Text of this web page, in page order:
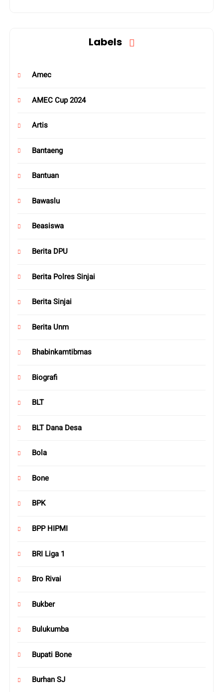
Labels
Amec
AMEC Cup 2024
Artis
Bantaeng
Bantuan
Bawaslu
Beasiswa
Berita DPU
Berita Polres Sinjai
Berita Sinjai
Berita Unm
Bhabinkamtibmas
Biografi
BLT
BLT Dana Desa
Bola
Bone
BPK
BPP HIPMI
BRI Liga 1
Bro Rivai
Bukber
Bulukumba
Bupati Bone
Burhan SJ